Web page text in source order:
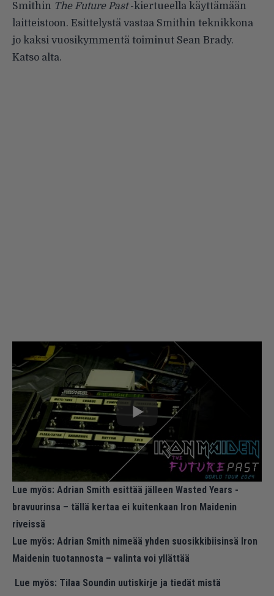
Smithin The Future Past-kiertueella käyttämään
laitteistoon. Esittelystä vastaa Smithin teknikkona
jo kaksi vuosikymmentä toiminut Sean Brady.
Katso alta.
Lue myös: Adrian Smith esittää jälleen Wasted Years -
bravuurinsa – tällä kertaa ei kuitenkaan Iron Maidenin
riveissä
Lue myös: Adrian Smith nimeää yhden suosikkibiisinsä Iron
Maidenin tuotannosta – valinta voi yllättää
Lue myös: Tilaa Soundin uutiskirje ja tiedät mistä